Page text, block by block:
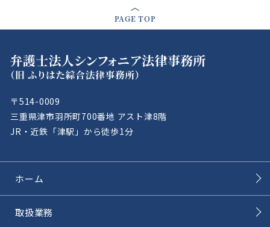
PAGE TOP
〒514-0009
三重県津市羽所町700番地 アスト津8階
JR・近鉄「津駅」から徒歩1分
ホーム
取扱業務